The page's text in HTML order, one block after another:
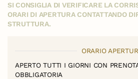
SI CONSIGLIA DI VERIFICARE LA
ORARI DI APERTURA CONTATTANDO
STRUTTURA.
ORARIO
APERTO TUTTI I GIORNI CON
OBBLIGATORIA